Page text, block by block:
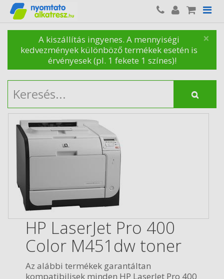
×
A kiszállítás ingyenes. A mennyiségi
kedvezmények különböző termékek esetén is
érvényesek (pl. 1 fekete 1 színes)!
HP LaserJet Pro 400
Color M451dw toner
Az alábbi termékek garantáltan
kompatibilisek minden HP LaserJet Pro 400